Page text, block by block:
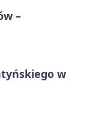
–
w